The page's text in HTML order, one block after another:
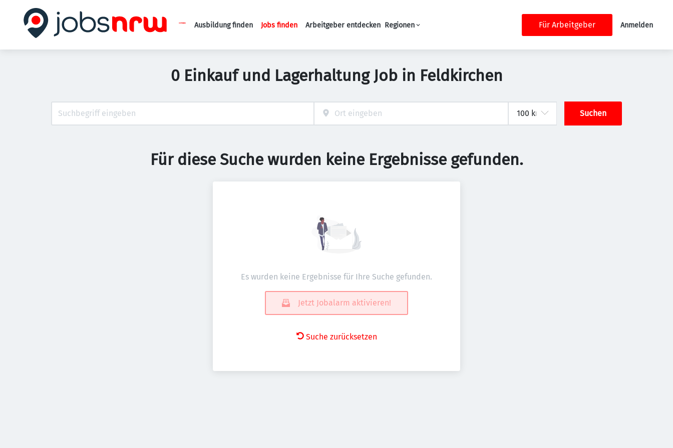
Haupt-Navigation
Ausbildung finden Jobs finden Arbeitgeber entdecken Regionen Für Arbeitgeber Anmelden
0 Einkauf und Lagerhaltung Job in Feldkirchen
Suchen
Für diese Suche wurden keine Ergebnisse gefunden.
Es wurden keine Ergebnisse für Ihre Suche gefunden.
Jetzt Jobalarm aktivieren!
Suche zurücksetzen